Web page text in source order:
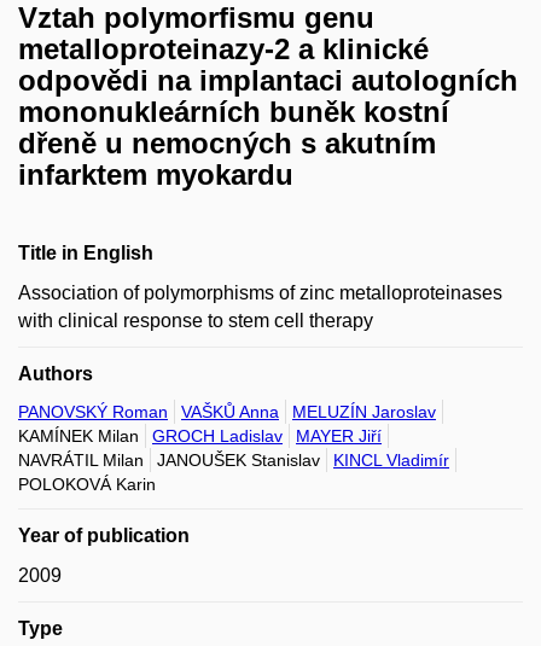
Vztah polymorfismu genu
metalloproteinazy-2 a klinické
odpovědi na implantaci autologních
mononukleárních buněk kostní
dřeně u nemocných s akutním
infarktem myokardu
Title in English
Association of polymorphisms of zinc metalloproteinases
with clinical response to stem cell therapy
Authors
PANOVSKÝ Roman VAŠKŮ Anna
MELUZÍN Jaroslav
KAMÍNEK Milan
GROCH Ladislav
MAYER Jiří
NAVRÁTIL Milan
JANOUŠEK Stanislav
KINCL Vladimír
POLOKOVÁ Karin
Year of publication
2009
Type